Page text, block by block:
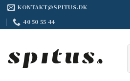
Fortsæt
indhold
KONTAKT@SPITUS.DK
40 50 55 44